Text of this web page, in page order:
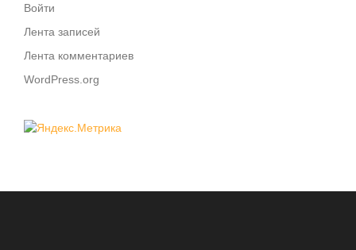
Войти
Лента записей
Лента комментариев
WordPress.org